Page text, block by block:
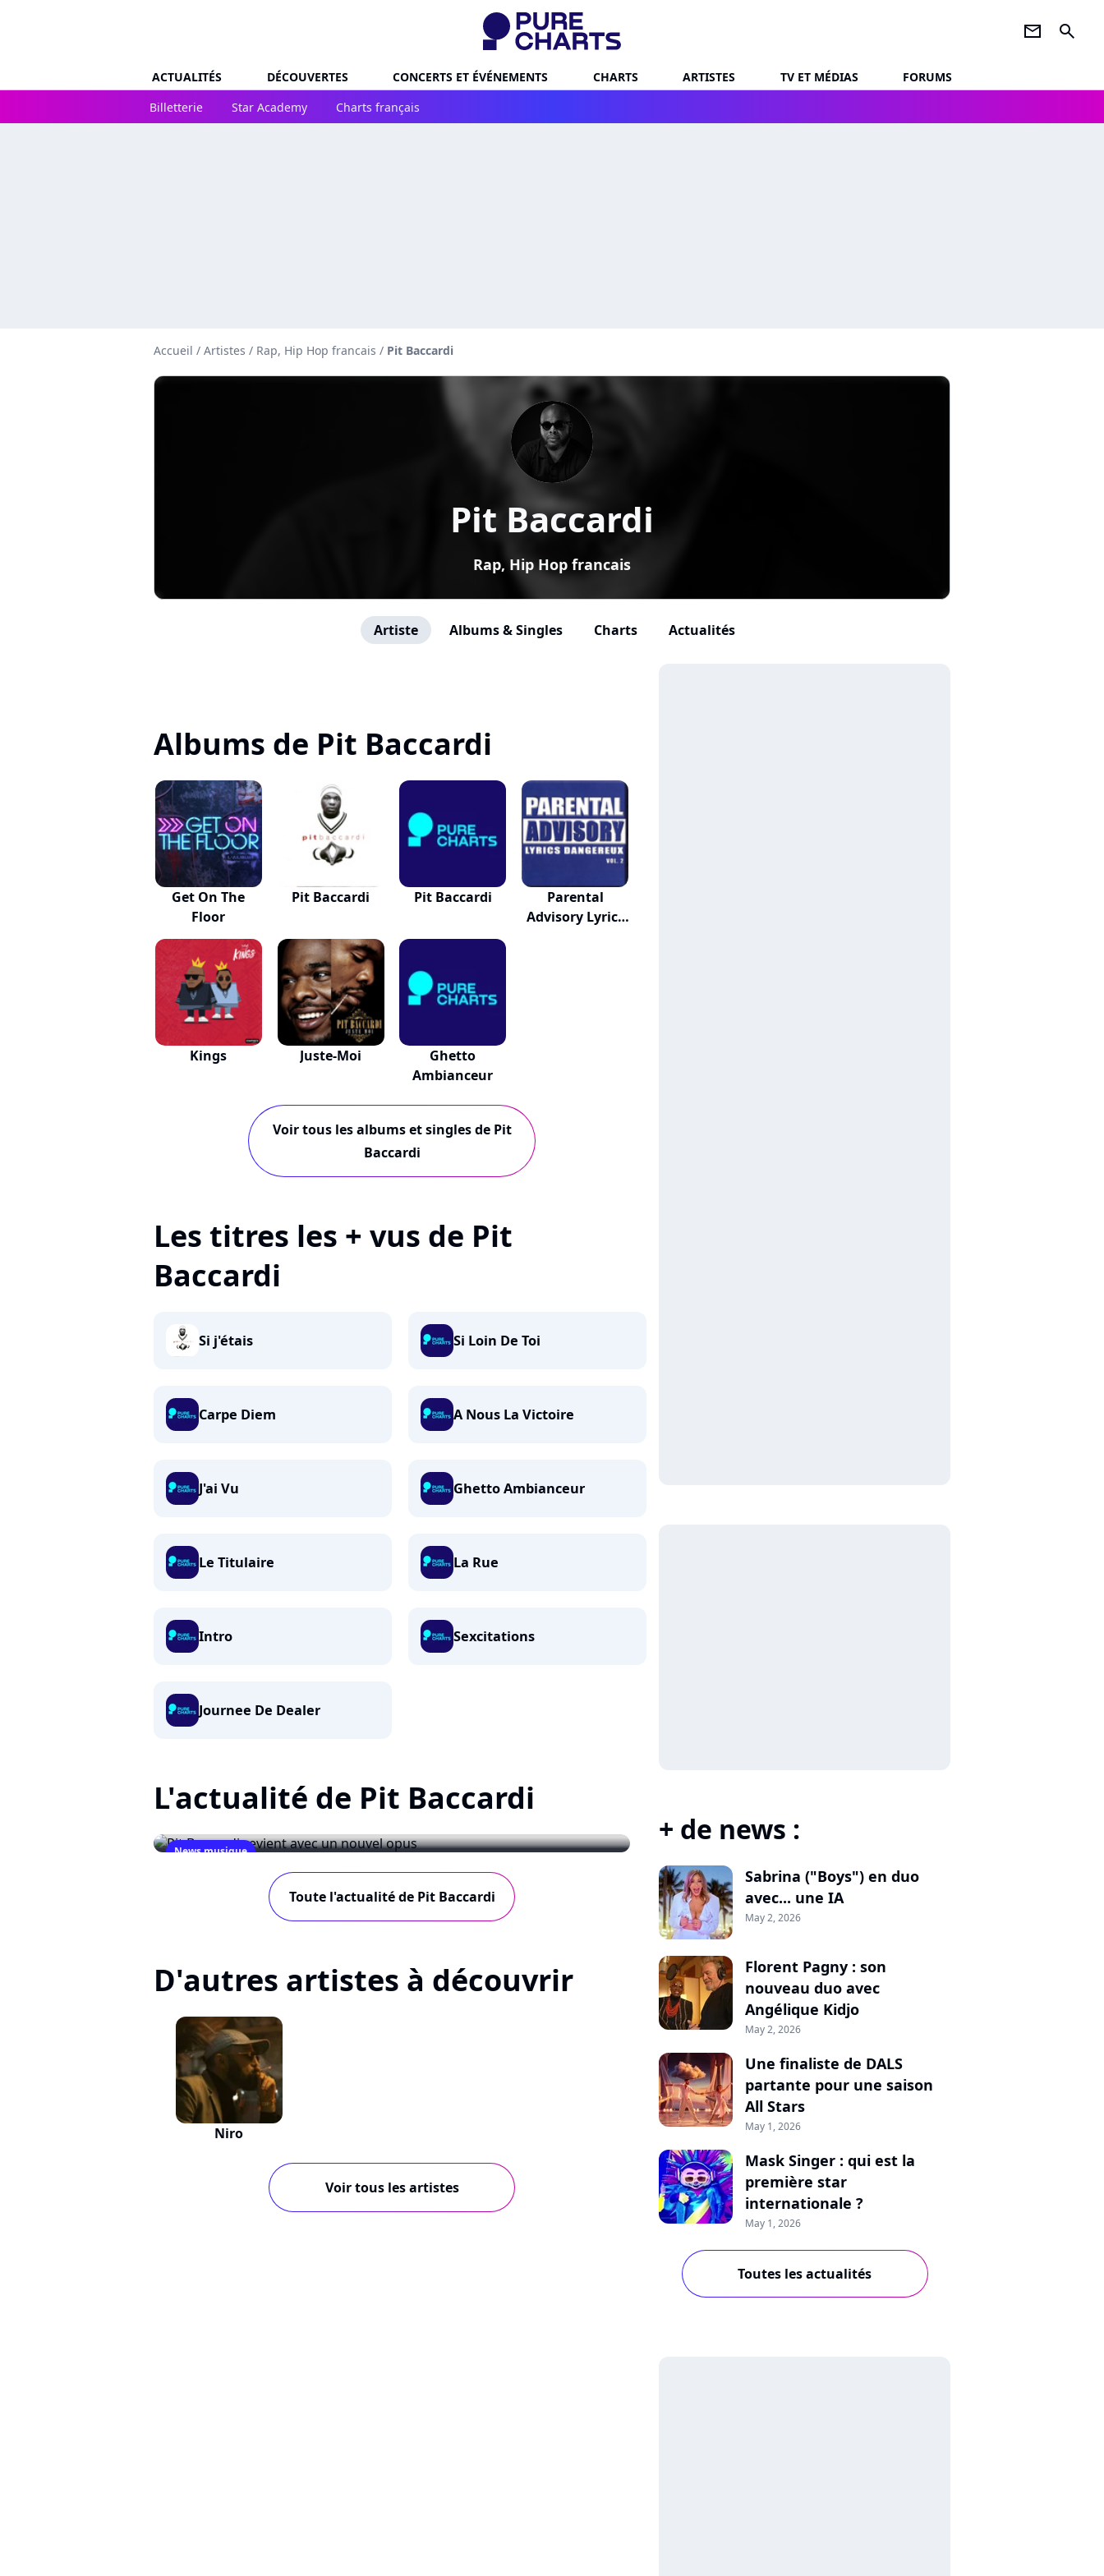
newsletter search
ACTUALITÉS DÉCOUVERTES CONCERTS ET ÉVÉNEMENTS CHARTS ARTISTES TV ET MÉDIAS
FORUMS
Billetterie
Star Academy Charts français
Accueil / Artistes / Rap, Hip Hop francais / Pit Baccardi
Pit Baccardi
Rap, Hip Hop francais
Artiste Albums & Singles Charts Actualités
Albums de Pit Baccardi
Get On The
Floor
Pit Baccardi Pit Baccardi
Parental
Advisory Lyrics
Kings Juste-Moi
Ghetto
Ambianceur
Voir tous les albums et singles de Pit
Baccardi
Les titres les + vus de Pit
Baccardi
Si j'étais Si Loin De Toi
Carpe Diem A Nous La Victoire
J'ai Vu Ghetto Ambianceur
Le Titulaire La Rue
Intro Sexcitations
Journee De Dealer
L'actualité de Pit Baccardi
News musique
Pit Baccardi revient avec un nouvel opus
Toute l'actualité de Pit Baccardi
D'autres artistes à découvrir
Niro
Voir tous les artistes
+ de news :
Sabrina ("Boys") en duo
avec... une IA
May 2, 2026
Florent Pagny : son
nouveau duo avec
Angélique Kidjo
May 2, 2026
Une finaliste de DALS
partante pour une saison
All Stars
May 1, 2026
Mask Singer : qui est la
première star
internationale ?
May 1, 2026
Toutes les actualités